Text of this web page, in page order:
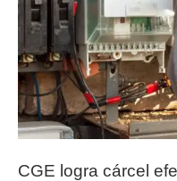
CGE logra cárcel